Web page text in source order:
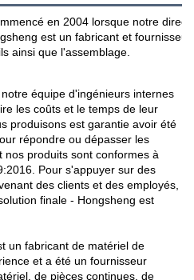
en 2004 lorsque notre
est un fabricant et
ainsi que l'assemblage.
équipe d'ingénieurs internes
les coûts et le temps de leur
produisons est garantie avoir été
répondre ou dépasser les
produits sont conformes à
Pour s'appuyer sur des
des clients et des employés,
finale - Hongsheng est
un fabricant de matériel de
et a été un fournisseur
de pièces continues, de